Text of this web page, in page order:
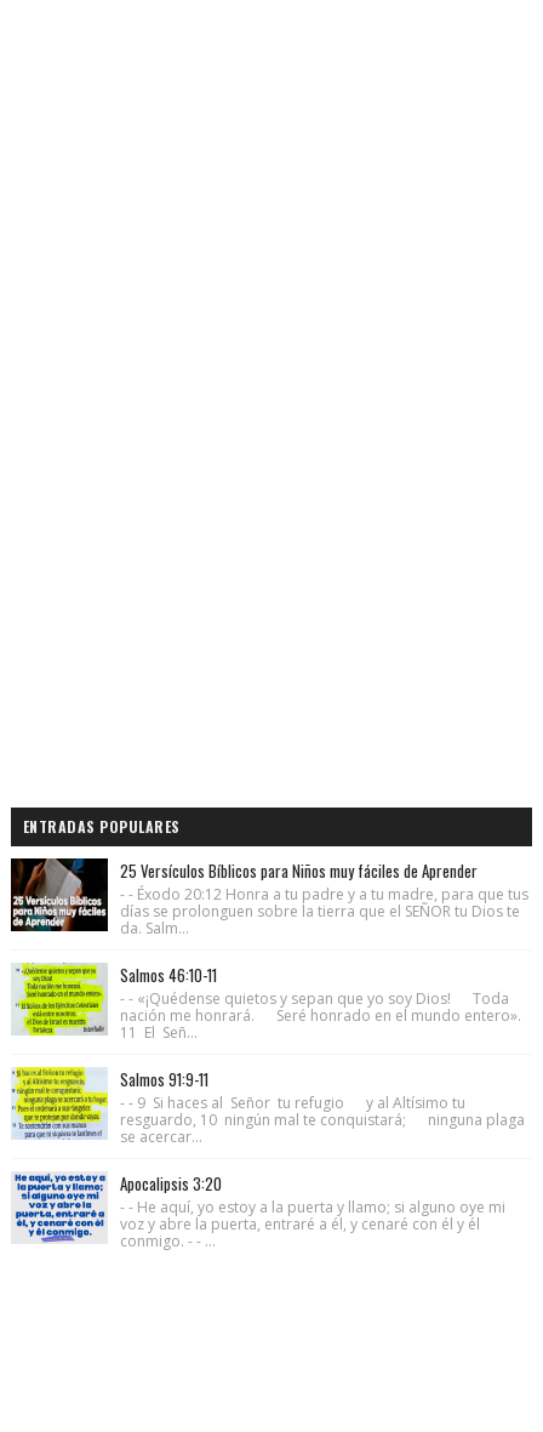
ENTRADAS POPULARES
25 Versículos Bíblicos para Niños muy fáciles de Aprender
- - Éxodo 20:12 Honra a tu padre y a tu madre, para que tus
días se prolonguen sobre la tierra que el SEÑOR tu Dios te
da. Salm...
Salmos 46:10-11
- - «¡Quédense quietos y sepan que yo soy Dios! Toda
nación me honrará. Seré honrado en el mundo entero».
11 El Señ...
Salmos 91:9-11
- - 9 Si haces al Señor tu refugio y al Altísimo tu
resguardo, 10 ningún mal te conquistará; ninguna plaga
se acercar...
Apocalipsis 3:20
- - He aquí, yo estoy a la puerta y llamo; si alguno oye mi
voz y abre la puerta, entraré a él, y cenaré con él y él
conmigo. - - ...